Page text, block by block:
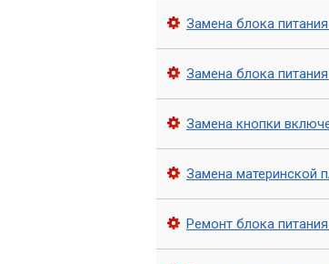
Обращайтесь в
самостоятельно.
Если же эти методы не
компьютера.
Замена блока
Замена блока
Замена кнопки
Замена материнской
Ремонт блока